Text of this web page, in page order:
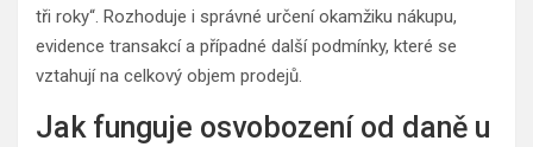
tři roky“. Rozhoduje i správné určení okamžiku nákupu,
evidence transakcí a případné další podmínky, které se
vztahují na celkový objem prodejů.
Jak funguje osvobození od daně u